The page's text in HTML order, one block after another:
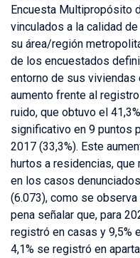
Encuesta Multipropósito
vinculados a la calidad
su área/región
de los encuestados
entorno de sus viviendas
aumento frente al
ruido, que obtuvo el
significativo en 9 puntos
2017 (33,3%). Este
hurtos a residencias, que
en los casos
(6.073), como se
pena señalar que, para
registró en casas y 9,5%
4,1% se registró en